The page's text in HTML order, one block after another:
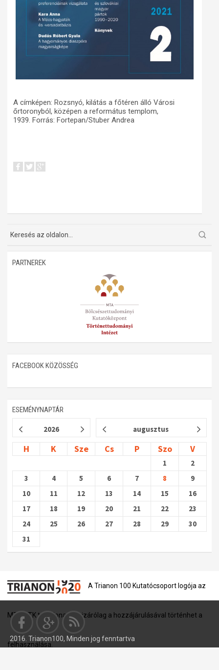
A címképen: Rozsnyó, kilátás a főtéren álló Városi
őrtoronyból, középen a református templom,
1939. Forrás: Fortepan/Stuber Andrea
PARTNEREK
FACEBOOK KÖZÖSSÉG
ESEMÉNYNAPTÁR
2026 augusztus
H K Sze Cs P Szo V
1
2
3
4 5 6 7 8
9
10
11 12 13 14 15
16
17
18 19 20 21 22
23
24
25 26 27 28 29
30
31
A Trianon 100 Kutatócsoport logója az
MTA BTK tulajdona, és kizárólag a hozzájárulásával történhet a
felhasználása.
2016. Trianon100, Minden jog fenntartva